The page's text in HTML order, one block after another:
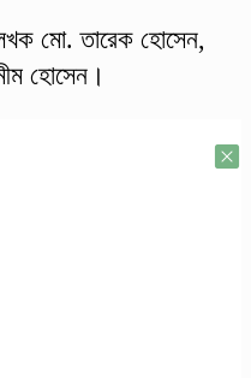
মো. তারেক হোসেন,
হোসেন।